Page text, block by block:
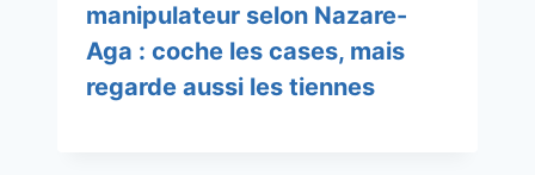
manipulateur selon Nazare-
Aga : coche les cases, mais
regarde aussi les tiennes